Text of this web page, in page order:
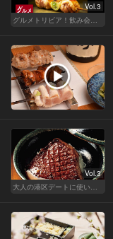
Vol.3
グルメトリビア！飲み会やデートで会話のネタになるQ＆A
Vol.3
大人の港区デートに使いたい、秘密の隠れ家